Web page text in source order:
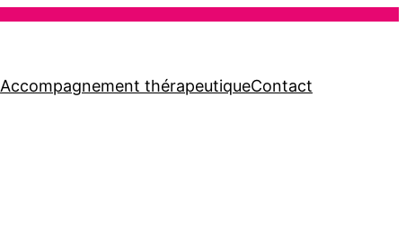
Accompagnement thérapeutiqueContact